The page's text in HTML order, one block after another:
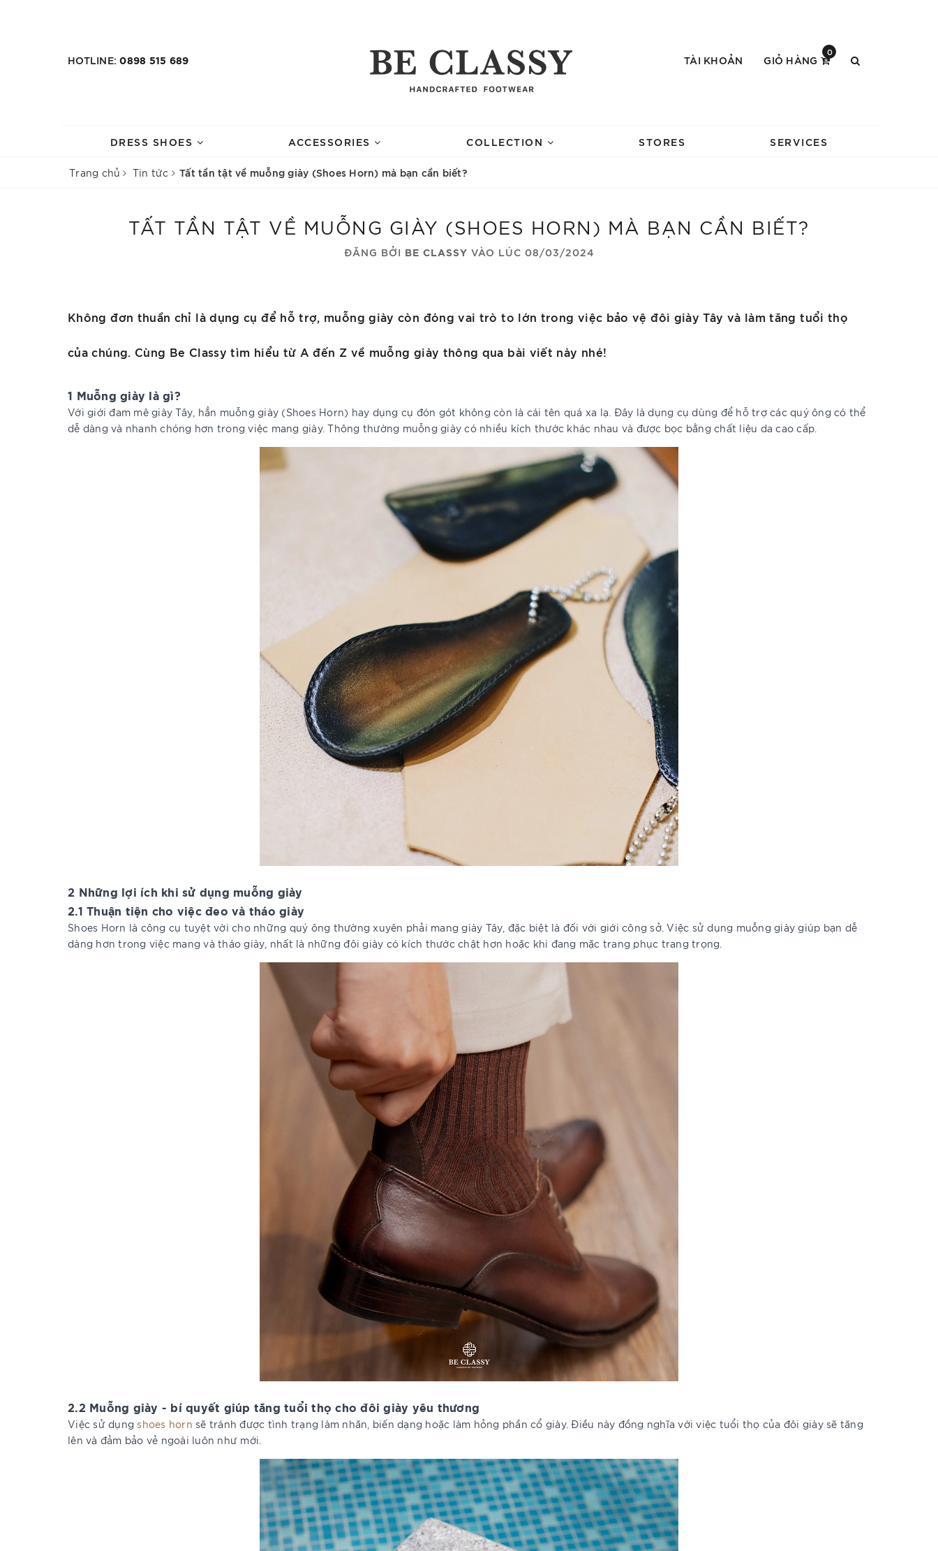
HOTLINE: 0898 515 689 TÀI KHOẢN GIỎ HÀNG
0
DRESS SHOES ACCESSORIES COLLECTION STORES SERVICES
Trang chủ Tin tức Tất tần tật về muỗng giày (Shoes Horn) mà bạn cần biết?
TẤT TẦN TẬT VỀ MUỖNG GIÀY (SHOES HORN) MÀ BẠN CẦN BIẾT?
ĐĂNG BỞI BE CLASSY VÀO LÚC 08/03/2024
Không đơn thuần chỉ là dụng cụ để hỗ trợ, muỗng giày còn đóng vai trò to lớn trong việc bảo vệ đôi giày Tây và làm tăng tuổi thọ
của chúng. Cùng Be Classy tìm hiểu từ A đến Z về muỗng giày thông qua bài viết này nhé!
1 Muỗng giày là gì?
Với giới đam mê giày Tây, hẳn muỗng giày (Shoes Horn) hay dụng cụ đón gót không còn là cái tên quá xa lạ. Đây là dụng cụ dùng để hỗ trợ các quý ông có thể
dễ dàng và nhanh chóng hơn trong việc mang giày. Thông thường muỗng giày có nhiều kích thước khác nhau và được bọc bằng chất liệu da cao cấp.
2 Những lợi ích khi sử dụng muỗng giày
2.1 Thuận tiện cho việc đeo và tháo giày
Shoes Horn là công cụ tuyệt vời cho những quý ông thường xuyên phải mang giày Tây, đặc biệt là đối với giới công sở. Việc sử dụng muỗng giày giúp bạn dễ
dàng hơn trong việc mang và tháo giày, nhất là những đôi giày có kích thước chật hơn hoặc khi đang mặc trang phục trang trọng.
2.2 Muỗng giày - bí quyết giúp tăng tuổi thọ cho đôi giày yêu thương
Việc sử dụngshoes horn sẽ tránh được tình trạng làm nhăn, biến dạng hoặc làm hỏng phần cổ giày. Điều này đồng nghĩa với việc tuổi thọ của đôi giày sẽ tăng
lên và đảm bảo vẻ ngoài luôn như mới.